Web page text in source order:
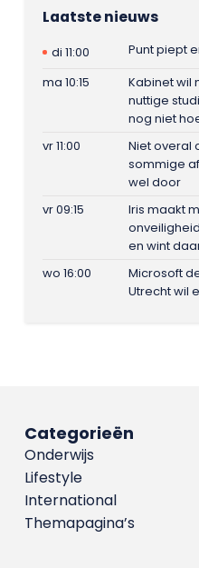
Laatste nieuws
di 11:00
Punt piept
ma 10:15
Kabinet wil
nuttige
nog niet
vr 11:00
Niet overal
sommige
wel door
vr 09:15
Iris maakt
en wint
wo 16:00
Microsoft
Utrecht wil
Categorieën
Onderwijs
Lifestyle
International
Themapagina’s